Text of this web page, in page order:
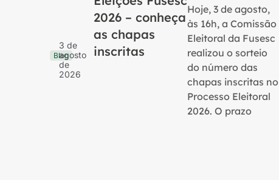
Blog
3 de
agosto
de
2026
2026 – conheça
as chapas
inscritas
Hoje, 3 de agosto,
às 16h, a Comissão
Eleitoral da Fusesc
realizou o sorteio
do número das
chapas inscritas no
Processo Eleitoral
2026. O prazo